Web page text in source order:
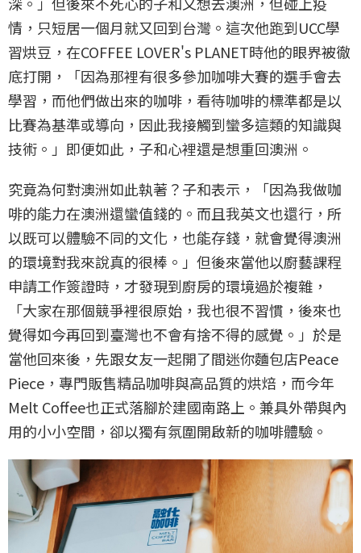
情，只短居一個月就又回到台灣。這次他跑到UCC學
習烘豆，在COFFEE LOVER's PLANET時他的眼界被徹
底打開，「因為那裡有很多參加咖啡大賽的選手會去
學習，而他們做出來的咖啡，看待咖啡的標準都是以
比賽為基準或導向，因此我接觸到蠻多這類的知識與
技術。」即便如此，子和心裡還是想重回澳洲。
究竟為何對澳洲如此執著？子和表示，「因為我做咖
啡的能力在澳洲還蠻值錢的。而且我英文也還行，所
以既可以體驗不同的文化，也能存錢，就會覺得澳洲
的環境對我來說真的很棒。」但後來當他以廚藝課程
申請工作簽證時，才發現到廚房的環境過於複雜，
「大家在那個競爭裡很原始，我也很不習慣，後來也
覺得如今再回到臺灣也不會有捨不得的感覺。」於是
當他回來後，先跟女友一起開了間迷你麵包店Peace
Piece，專門販售精品咖啡與高品質的烘焙，而今年
Melt Coffee也正式落腳於建國南路上。兼具外帶與內
用的小小空間，卻以獨有氛圍開啟新的咖啡體驗。